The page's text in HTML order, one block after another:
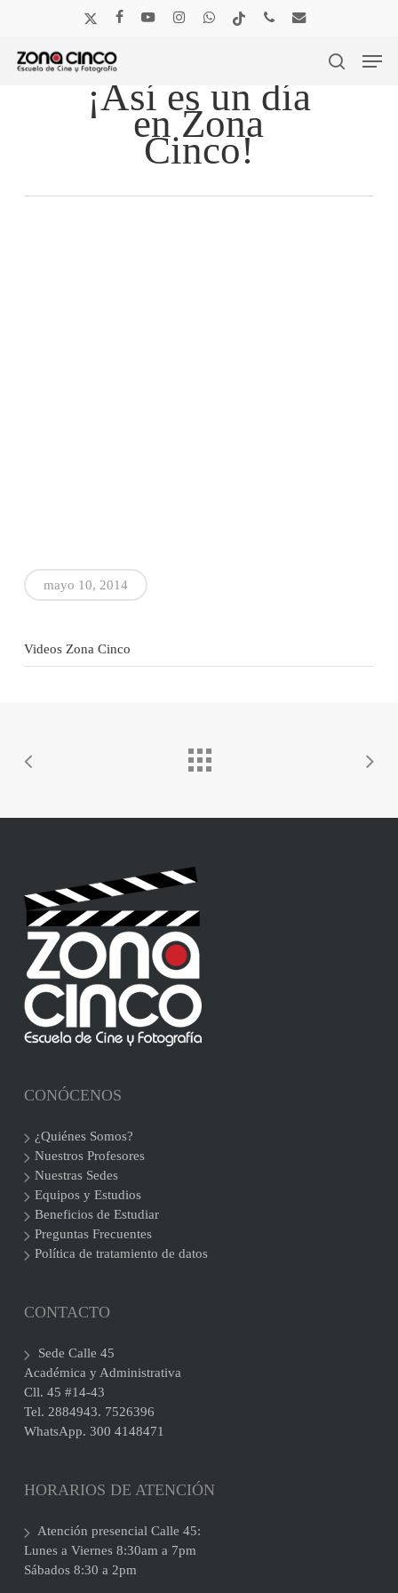
main
content
x-
facebookyoutubeinstagramwhatsapptiktok phone email
Menu
¡Así es un día
en Zona
Cinco!
mayo 10, 2014
Videos Zona Cinco
CONÓCENOS
¿Quiénes Somos?
Nuestros Profesores
Nuestras Sedes
Equipos y Estudios
Beneficios de Estudiar
Preguntas Frecuentes
Política de tratamiento de datos
CONTACTO
Sede Calle 45
Académica y Administrativa
Cll. 45 #14-43
Tel. 2884943. 7526396
WhatsApp. 300 4148471
HORARIOS DE ATENCIÓN
Atención presencial Calle 45:
Lunes a Viernes 8:30am a 7pm
Sábados 8:30 a 2pm